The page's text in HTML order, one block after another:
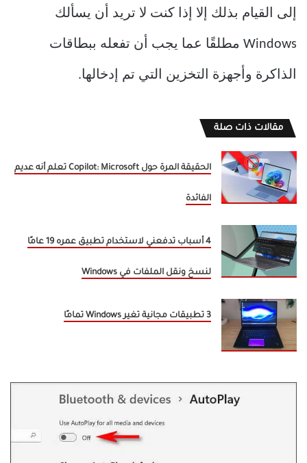
إلى القيام بذلك إلا إذا كنت لا تريد أن يسألك
Windows مطلقًا عما يجب أن تفعله ببطاقات
الذاكرة وأجهزة التخزين التي تم إدخالها.
مقالات ذات صلة
الحقيقة المرة حول Copilot: Microsoft تعلم أنه عديم
الفائدة
4 أسباب تدفعني لاستخدام تطبيق عمره 19 عامًا
لنسخ ونقل الملفات في Windows
3 تطبيقات مجانية تغير Windows تمامًا